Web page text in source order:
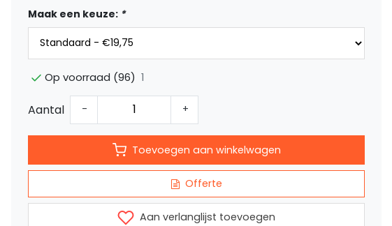
Maak een keuze: *
Op voorraad (96) 1
Aantal - +
Toevoegen aan winkelwagen
Offerte
Aan verlanglijst toevoegen